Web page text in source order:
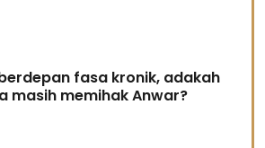
berdepan fasa kronik, adakah
masih memihak Anwar?